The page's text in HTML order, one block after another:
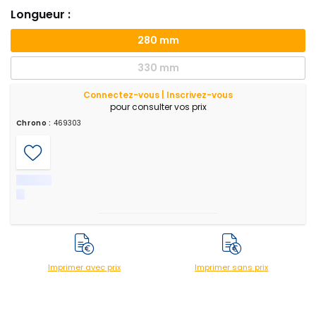
Longueur :
280 mm
330 mm
Connectez-vous | Inscrivez-vous
pour consulter vos prix
Chrono : 469303
Imprimer avec prix Imprimer sans prix